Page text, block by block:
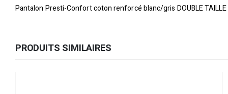
Pantalon Presti-Confort coton renforcé blanc/gris DOUBLE
PRODUITS SIMILAIRES